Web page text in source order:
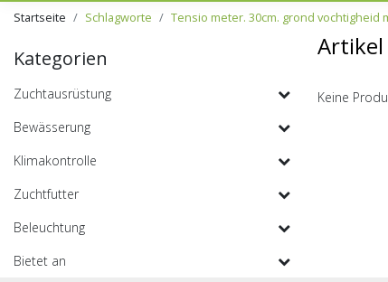
Startseite Schlagworte Tensio meter. 30cm. grond vochtigheid
Kategorien
Zuchtausrüstung
Bewässerung
Klimakontrolle
Zuchtfutter
Beleuchtung
Bietet an
Keine